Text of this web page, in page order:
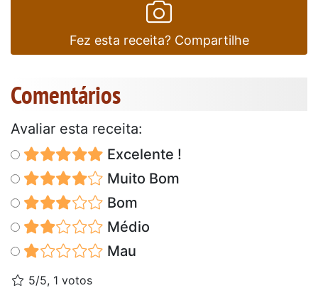
Fez esta receita? Compartilhe
Comentários
Avaliar esta receita:
Excelente !
Muito Bom
Bom
Médio
Mau
5/5, 1 votos